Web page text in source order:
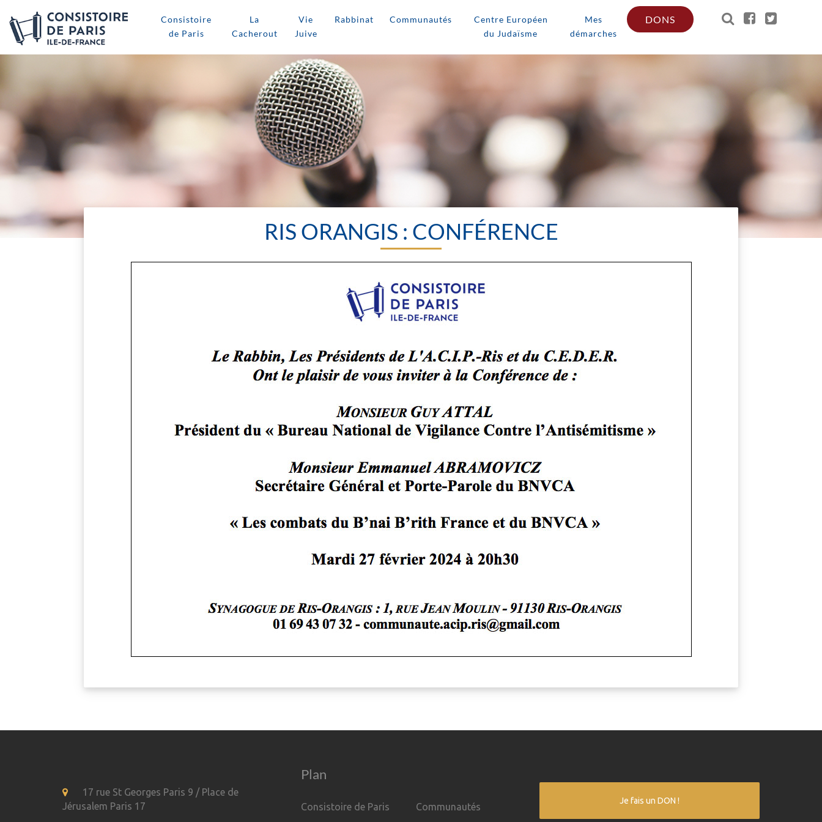
Consistoire
de Paris
La
Cacherout
Vie
Juive
Rabbinat Communautés
Centre Européen
du Judaïsme
Mes
démarches
DONS
RIS ORANGIS : CONFÉRENCE
17 rue St Georges Paris 9 / Place de
Jérusalem Paris 17
Plan
Consistoire de Paris Communautés
Je fais un DON !